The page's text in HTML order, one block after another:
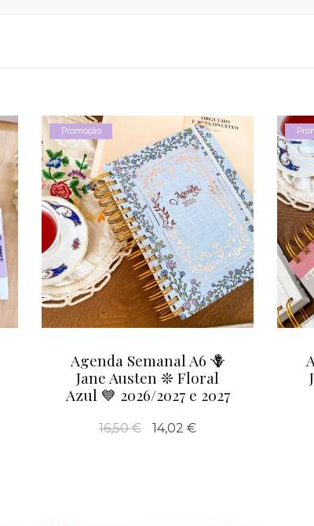
Promoção
Agenda Semanal A6 🪻
Jane Austen ❊ Floral
Azul 💙 2026/2027 e 2027
16,50 € 14,02 €